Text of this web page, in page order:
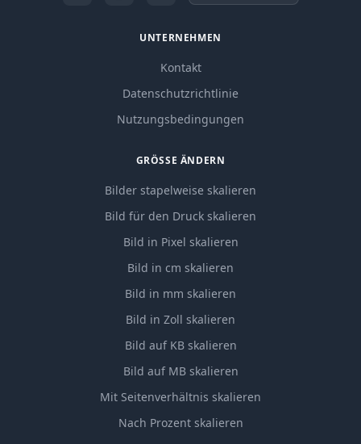
UNTERNEHMEN
Kontakt
Datenschutzrichtlinie
Nutzungsbedingungen
GRÖSSE ÄNDERN
Bilder stapelweise skalieren
Bild für den Druck skalieren
Bild in Pixel skalieren
Bild in cm skalieren
Bild in mm skalieren
Bild in Zoll skalieren
Bild auf KB skalieren
Bild auf MB skalieren
Mit Seitenverhältnis skalieren
Nach Prozent skalieren